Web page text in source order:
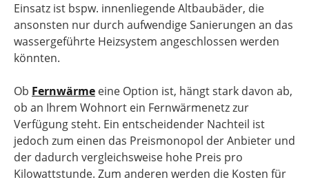
Einsatz ist bspw. innenliegende Altbaubäder, die
ansonsten nur durch aufwendige Sanierungen an das
wassergeführte Heizsystem angeschlossen werden
könnten.
Ob Fernwärme eine Option ist, hängt stark davon ab,
ob an Ihrem Wohnort ein Fernwärmenetz zur
Verfügung steht. Ein entscheidender Nachteil ist
jedoch zum einen das Preismonopol der Anbieter und
der dadurch vergleichsweise hohe Preis pro
Kilowattstunde. Zum anderen werden die Kosten für